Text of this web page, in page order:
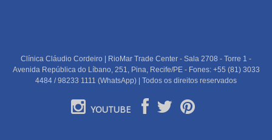
Clínica Cláudio Cordeiro | RioMar Trade Center - Sala 2708 - Torre 1 -
Avenida República do Líbano, 251, Pina, Recife/PE - Fones: +55 (81) 3033
4484 / 98233 1111 (WhatsApp) | Todos os direitos reservados
YOUTUBE